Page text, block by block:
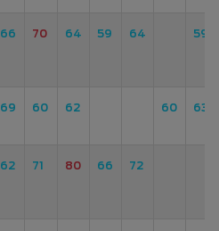
66 70 64 59 64 59
69 60 62 60 63
62 71 80 66 72